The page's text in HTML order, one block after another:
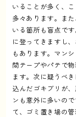
いることが多く、
多々あります。ま
いる箇所も盲点で
に登ってきますし
もあります。マン
間テープやパテで
ます。次に疑うべ
込んだゴキブリが
ンも意外に多いの
て、ゴミ置き場の